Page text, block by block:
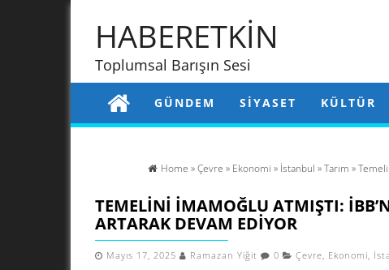
HABERETKİN
Toplumsal Barışın Sesi
GÜNDEM SIYASET KÜLTÜR
Home »Çevre » Ekonomi » İstanbul »Tarım »
TEMELINI İMAMOĞLU ATMIŞTI:
ARTARAK DEVAM EDIYOR
Mayıs 17, 2025 Ramazan Yiğit 0 Çevre, Ekonomi,